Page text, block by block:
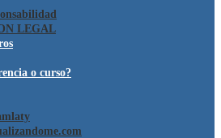
LEGAL
o curso?